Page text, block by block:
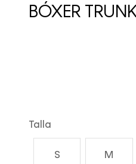
BÓXER
Talla
S M